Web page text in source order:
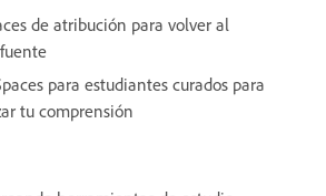
de atribución para volver al
para estudiantes curados para
tu comprensión